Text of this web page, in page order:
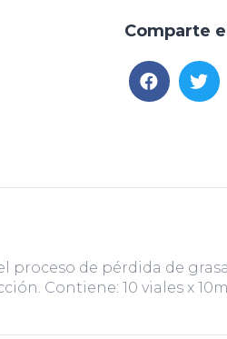
Comparte
proceso de pérdida de
Contiene: 10 viales x